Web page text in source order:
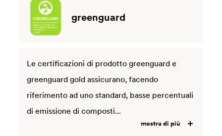
greenguard
Le certificazioni di prodotto greenguard e
greenguard gold assicurano, facendo
riferimento ad uno standard, basse percentuali
di emissione di composti...
mostra di più